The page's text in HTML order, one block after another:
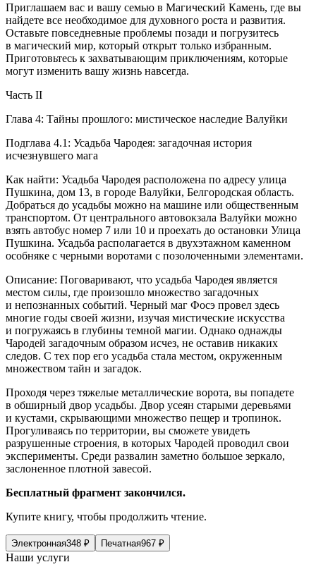
Приглашаем вас и вашу семью в Магический Камень, где вы
найдете все необходимое для духовного роста и развития.
Оставьте повседневные проблемы позади и погрузитесь
в магический мир, который открыт только избранным.
Приготовьтесь к захватывающим приключениям, которые
могут изменить вашу жизнь навсегда.
Часть II
Глава 4: Тайны прошлого: мистическое наследие Валуйки
Подглава 4.1: Усадьба Чародея: загадочная история
исчезнувшего мага
Как найти: Усадьба Чародея расположена по адресу улица
Пушкина, дом 13, в городе Валуйки, Белгородская область.
Добраться до усадьбы можно на машине или общественным
транспортом. От центрального автовокзала Валуйки можно
взять автобус номер 7 или 10 и проехать до остановки Улица
Пушкина. Усадьба располагается в двухэтажном каменном
особняке с черными воротами с позолоченными элементами.
Описание: Поговаривают, что усадьба Чародея является
местом силы, где произошло множество загадочных
и непознанных событий. Черный маг Фосэ провел здесь
многие годы своей жизни, изучая мистические искусства
и погружаясь в глубины темной магии. Однако однажды
Чародей загадочным образом исчез, не оставив никаких
следов. С тех пор его усадьба стала местом, окруженным
множеством тайн и загадок.
Проходя через тяжелые металлические ворота, вы попадете
в обширный двор усадьбы. Двор усеян старыми деревьями
и кустами, скрывающими множество пещер и тропинок.
Прогуливаясь по территории, вы сможете увидеть
разрушенные строения, в которых Чародей проводил свои
эксперименты. Среди развалин заметно большое зеркало,
заслоненное плотной завесой.
Бесплатный фрагмент закончился.
Купите книгу, чтобы продолжить чтение.
Электронная348 ₽ Печатная967 ₽
Наши услуги